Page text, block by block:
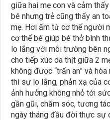
giữa hai mẹ con và cảm
bé nhưng trẻ cũng thấy an
mẹ. Hơi ấm từ cơ thể người
cơ thể bé giúp bé thở bình
lo lắng với môi trường bên
cho tiếp xúc da thịt giữa 2
không được “trấn an” và
thì sự lo lắng, phản xạ của
ảnh hưởng không nhỏ tới
gần gũi, chăm sóc, tương
ngày tháng đầu đời thực sự